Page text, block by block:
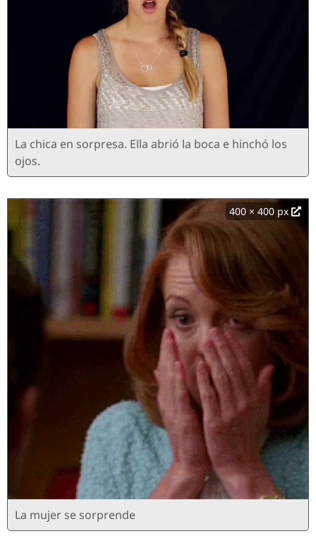
La chica en sorpresa. Ella abrió la boca e hinchó los
ojos.
400 × 400 px
La mujer se sorprende